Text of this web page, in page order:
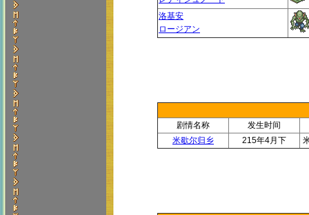
洛基安
ロージアン
剧情名称
发生时间
米歇尔归乡
215年4月下